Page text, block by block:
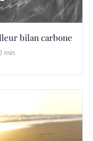
bilan carbone
min